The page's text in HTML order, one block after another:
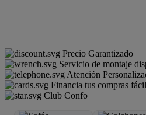
Precio Garantizado
Servicio de montaje
Atención
Financia tus compras
Club Confo